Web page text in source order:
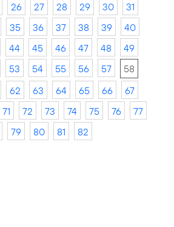
26 27 28 29 30
31
35 36 37 38 39
40
44 45 46 47 48
49
53 54 55 56 57
58
62 63 64 65 66
67
71 72 73 74 75 76
77
79 80 81 82